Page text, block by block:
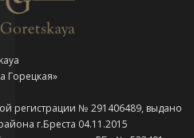
Горецкая»
регистрации № 291406489, выдано
г.Бреста 04.11.2015